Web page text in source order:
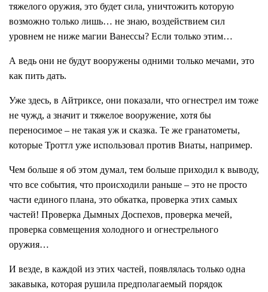
тяжелого оружия, это будет сила, уничтожить которую
возможно только лишь… не знаю, воздействием сил
уровнем не ниже магии Ванессы? Если только этим…
А ведь они не будут вооружены одними только мечами, это
как пить дать.
Уже здесь, в Айтриксе, они показали, что огнестрел им тоже
не чужд, а значит и тяжелое вооружение, хотя бы
переносимое – не такая уж и сказка. Те же гранатометы,
которые Троттл уже использовал против Виаты, например.
Чем больше я об этом думал, тем больше приходил к выводу,
что все события, что происходили раньше – это не просто
части единого плана, это обкатка, проверка этих самых
частей! Проверка Дымных Доспехов, проверка мечей,
проверка совмещения холодного и огнестрельного
оружия…
И везде, в каждой из этих частей, появлялась только одна
закавыка, которая рушила предполагаемый порядок